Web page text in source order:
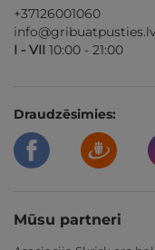
+37126001060
info@gribuatpusties.lv
I - VII 10:00 - 21:00
Draudzēsimies:
Mūsu partneri